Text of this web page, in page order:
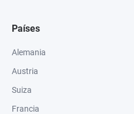
Países
Alemania
Austria
Suiza
Francia